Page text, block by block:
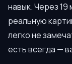
навык. Через
реальную
легко не
есть всегда —